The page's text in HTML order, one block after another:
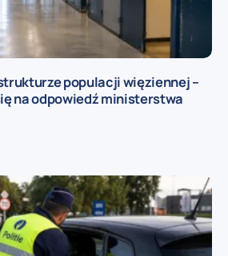
populacji więziennej –
na odpowiedź ministerstwa